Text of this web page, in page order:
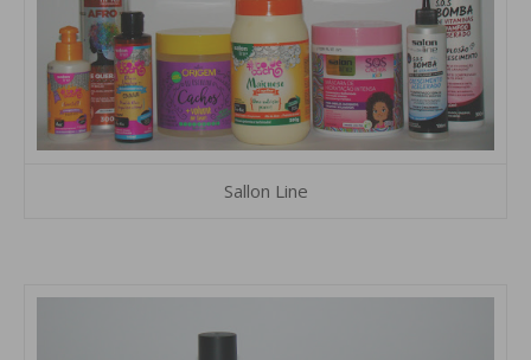
Sallon Line